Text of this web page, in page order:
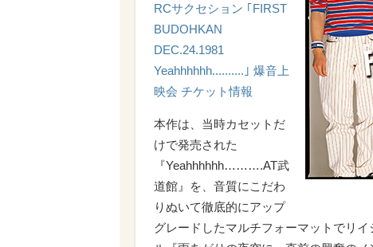
RCサクセション ｢FIRST
BUDOHKAN
DEC.24.1981
Yeahhhhhh..........｣ 爆音上
映会 チケット情報
本作は、当時カセットだ
けで発売された
『Yeahhhhhh……….AT武
道館』を、音質にこだわ
りぬいて徹底的にアップ
グレードしたマルチフォーマットでリ